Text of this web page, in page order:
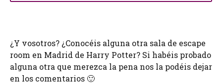
¿Y vosotros? ¿Conocéis alguna otra sala de escape
room en Madrid de Harry Potter? Si habéis probado
alguna otra que merezca la pena nos la podéis dejar
en los comentarios 🙂